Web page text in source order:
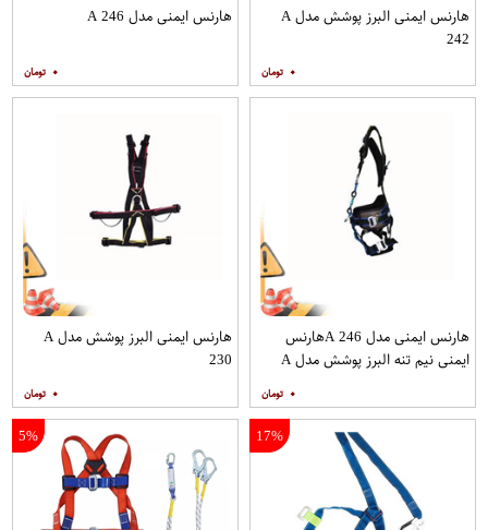
هارنس ایمنی البرز پوشش مدل A
242
۰
هارنس ایمنی مدل A 246
۰
هارنس ایمنی مدل A 246هارنس
ایمنی نیم تنه البرز پوشش مدل A
۰
هارنس ایمنی البرز پوشش مدل A
230
۰
17%
5%